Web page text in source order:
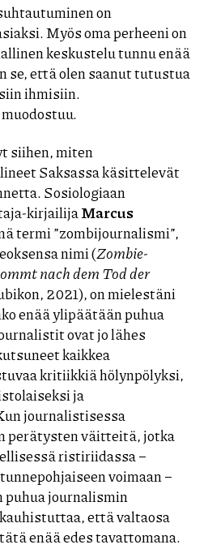
on
Myös oma perheeni on
keskustelu tunnu enää
se, että olen saanut tutustua
ihmisiin.
siihen, miten
Saksassa käsittelevät
Sosiologiaan
kirjailijaMarcus
termi ”zombijournalismi”,
nimi (Zombie-
nach dem Tod der
2021), on mielestäni
enää ylipäätään puhua
ovat jo lähes
kaikkea
kritiikkiä hölynpölyksi,
ja
journalistisessa
perätysten väitteitä, jotka
ristiriidassa –
voimaan –
puhua journalismin
että valtaosa
enää edes tavattomana.